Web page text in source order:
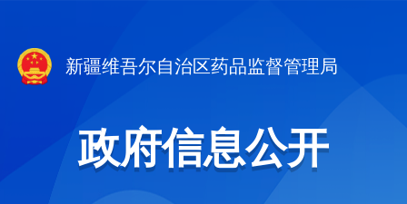
新疆维吾尔自治区药品监督管理局
政府信息公开